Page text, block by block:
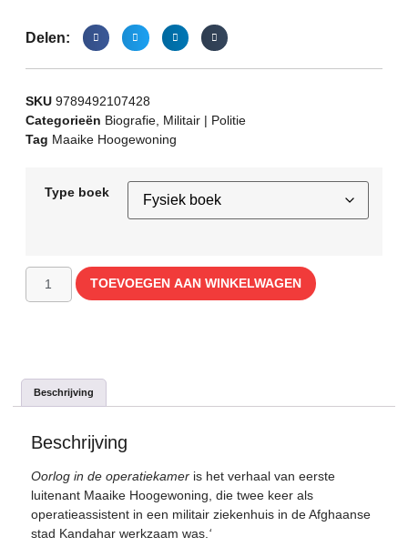
Delen:
SKU 9789492107428
Categorieën Biografie Militair | Politie
Tag Maaike Hoogewoning
Type boek
TOEVOEGEN AAN WINKELWAGEN
Beschrijving
Beschrijving
Oorlog in de operatiekamer is het verhaal van eerste
luitenant Maaike Hoogewoning, die twee keer als
operatieassistent in een militair ziekenhuis in de Afghaanse
stad Kandahar werkzaam was. ‘